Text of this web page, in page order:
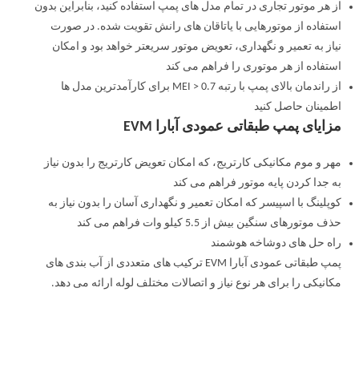
از هر موتور تجاری در تمام مدل های پمپ استفاده کنید، بنابراین بدون
استفاده از موتورهایی با یاتاقان های رانش تقویت شده. در صورت
نیاز به تعمیر و نگهداری، تعویض موتور سریعتر خواهد بود و امکان
استفاده از هر موتوری را فراهم می کند
از راندمان بالای پمپ با رتبه MEI > 0.7 برای کارآمدترین مدل ها
اطمینان حاصل کنید
مزایای پمپ طبقاتی عمودی آبارا EVM
مهر و موم مکانیکی کارتریج، که امکان تعویض کارتریج را بدون نیاز
به جدا کردن پایه موتور فراهم می کند
کوپلینگ با اسپیسر که امکان تعمیر و نگهداری آسان را بدون نیاز به
حذف موتورهای سنگین بیش از 5.5 کیلو وات فراهم می کند
راه حل های دوشاخه هوشمند
پمپ طبقاتی عمودی آبارا EVM ترکیب های متعددی از آب بندی های
مکانیکی را برای هر نوع نیاز و اتصالات مختلف لوله ارائه می دهد.